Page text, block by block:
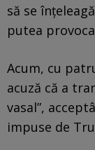
să se
putea
Acum, cu
acuză că a
vasal”,
impuse de